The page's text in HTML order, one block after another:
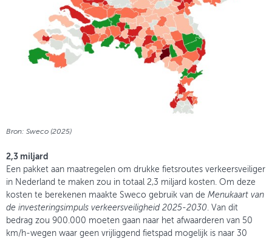
Bron: Sweco (2025)
2,3 miljard
Een pakket aan maatregelen om drukke fietsroutes verkeersveiliger
in Nederland te maken zou in totaal 2,3 miljard kosten. Om deze
kosten te berekenen maakte Sweco gebruik van de Menukaart van
de investeringsimpuls verkeersveiligheid 2025-2030. Van dit
bedrag zou 900.000 moeten gaan naar het afwaarderen van 50
km/h-wegen waar geen vrijliggend fietspad mogelijk is naar 30